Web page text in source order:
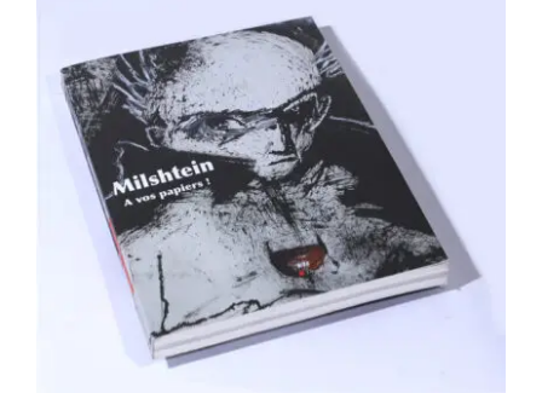
Zwy Milshtein – À vos papiers !